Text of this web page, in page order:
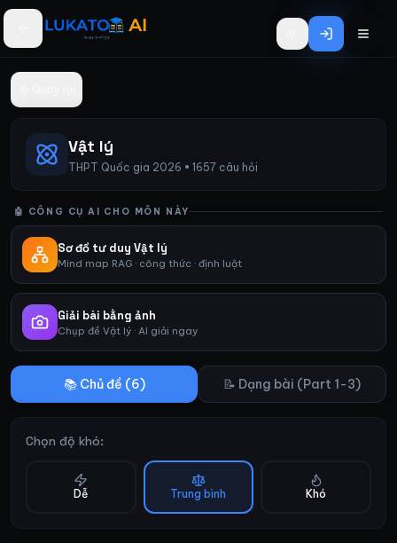
Bỏ qua đến nội dung chính
Vật lý
THPT Quốc gia 2026 • 1657 câu hỏi
🤖 CÔNG CỤ AI CHO MÔN NÀY
Sơ đồ tư duy Vật lý
Mind map RAG · công thức · định luật
Giải bài bằng ảnh
Chụp đề Vật lý · AI giải ngay
📚 Chủ đề (6) 📝 Dạng bài (Part 1-3)
Chọn độ khó:
Dễ Trung bình Khó